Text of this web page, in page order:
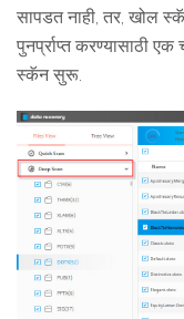
सापडत नाही, तर, खोल
पुनर्प्राप्त करण्यासाठी
स्कॅन सुरू.